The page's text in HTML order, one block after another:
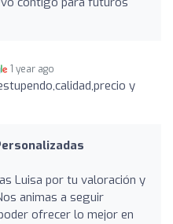
1 year ago
y
Luisa por tu valoración y
animas a seguir
ofrecer lo mejor en